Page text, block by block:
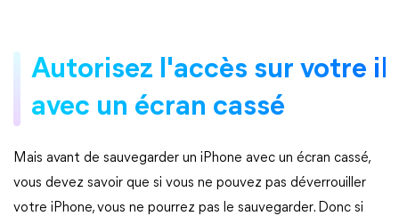
Autorisez l'accès sur votre
avec un écran cassé
Mais avant de sauvegarder un iPhone avec un écran cassé,
vous devez savoir que si vous ne pouvez pas déverrouiller
votre iPhone, vous ne pourrez pas le sauvegarder. Donc si